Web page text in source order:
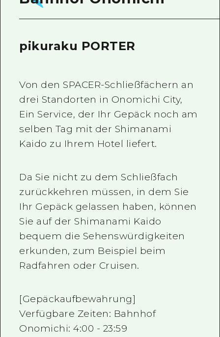
pikuraku PORTER
Von den SPACER-Schließfächern an
drei Standorten in Onomichi City,
Ein Service, der Ihr Gepäck noch am
selben Tag mit der Shimanami
Kaido zu Ihrem Hotel liefert.
Da Sie nicht zu dem Schließfach
zurückkehren müssen, in dem Sie
Ihr Gepäck gelassen haben, können
Sie auf der Shimanami Kaido
bequem die Sehenswürdigkeiten
erkunden, zum Beispiel beim
Radfahren oder Cruisen.
[Gepäckaufbewahrung]
Verfügbare Zeiten: Bahnhof
Onomichi: 4:00 - 23:59